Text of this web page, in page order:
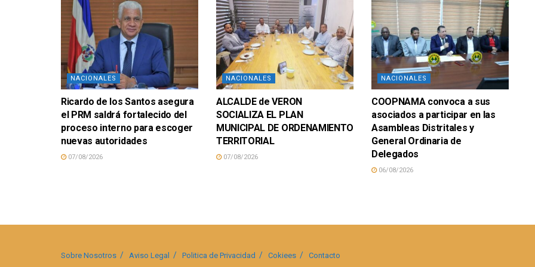
NACIONALES
Ricardo de los Santos asegura
el PRM saldrá fortalecido del
proceso interno para escoger
nuevas autoridades
07/08/2026
NACIONALES
ALCALDE de VERON
SOCIALIZA EL PLAN
MUNICIPAL DE ORDENAMIENTO
TERRITORIAL
07/08/2026
NACIONALES
COOPNAMA convoca a sus
asociados a participar en las
Asambleas Distritales y
General Ordinaria de
Delegados
06/08/2026
Sobre Nosotros Aviso Legal Politica de Privacidad Cokiees Contacto